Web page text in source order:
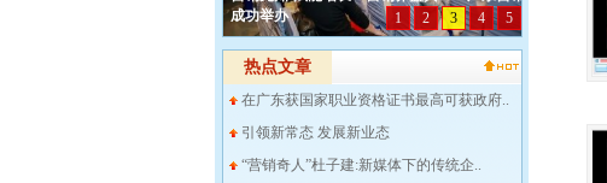
热点文章
在广东获国家职业资格证书最高可获政府..
引领新常态 发展新业态
“营销奇人”杜子建:新媒体下的传统企..